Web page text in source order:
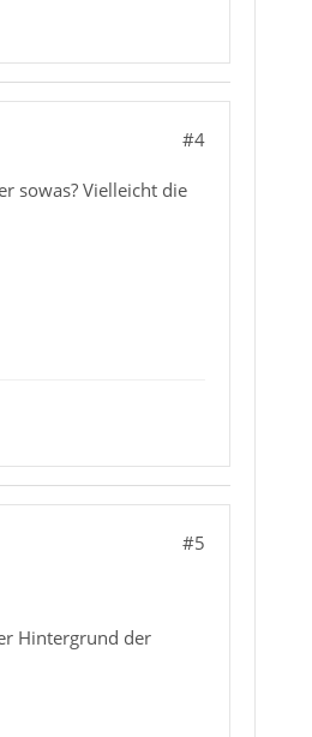
#4
sowas? Vielleicht die
#5
Hintergrund der